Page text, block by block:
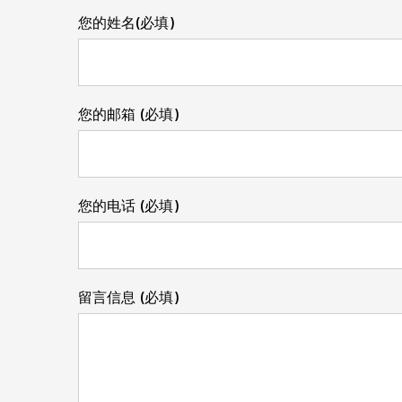
您的姓名(必填)
您的邮箱 (必填)
您的电话 (必填)
留言信息 (必填)